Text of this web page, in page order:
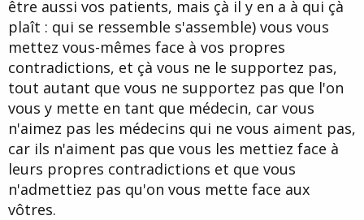
être aussi vos patients, mais çà il y en a à qui çà
plaît : qui se ressemble s'assemble) vous vous
mettez vous-mêmes face à vos propres
contradictions, et çà vous ne le supportez pas,
tout autant que vous ne supportez pas que l'on
vous y mette en tant que médecin, car vous
n'aimez pas les médecins qui ne vous aiment pas,
car ils n'aiment pas que vous les mettiez face à
leurs propres contradictions et que vous
n'admettiez pas qu'on vous mette face aux
vôtres.